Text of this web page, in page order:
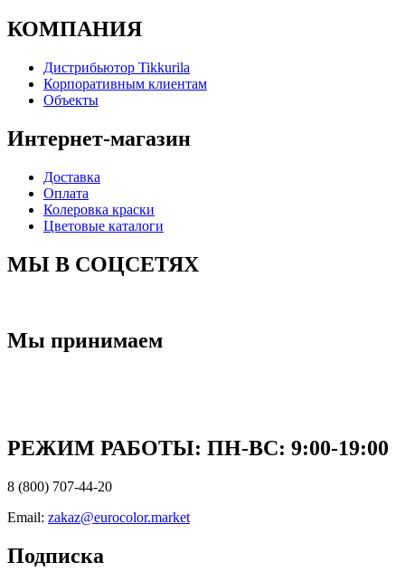
КОМПАНИЯ
Дистрибьютор Tikkurila
Корпоративным клиентам
Объекты
Интернет-магазин
Доставка
Оплата
Колеровка краски
Цветовые каталоги
МЫ В СОЦСЕТЯХ
Мы принимаем
РЕЖИМ РАБОТЫ: ПН-ВC: 9:00-19:00
8 (800) 707-44-20
Email: zakaz@eurocolor.market
Подписка